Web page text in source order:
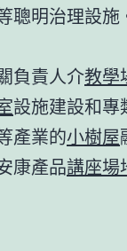
聰明治理設施
負責人介教學
設施建設和
產業的小樹屋
康產品講座場